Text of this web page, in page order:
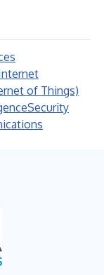
of Things)
Security